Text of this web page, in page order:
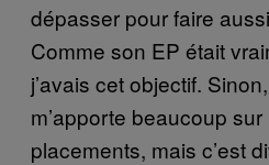
dépasser pour faire
Comme son EP était
j’avais cet objectif.
m’apporte beaucoup
placements, mais c’est